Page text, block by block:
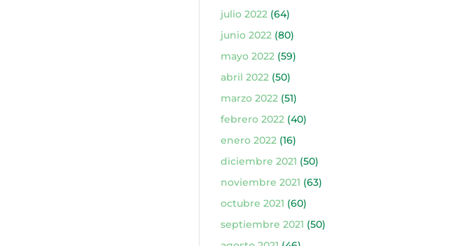
julio 2022(64)
junio 2022(80)
mayo 2022(59)
abril 2022(50)
marzo 2022(51)
febrero 2022(40)
enero 2022(16)
diciembre 2021 (50)
noviembre 2021 (63)
octubre 2021 (60)
septiembre 2021 (50)